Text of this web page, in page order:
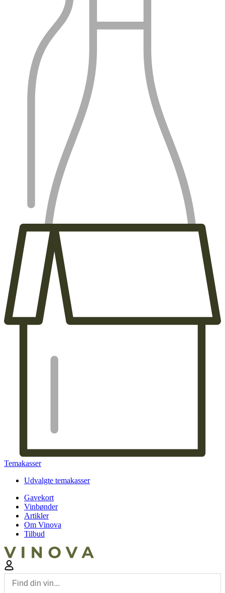
Temakasser
Udvalgte temakasser
Gavekort
Vinbønder
Artikler
Om Vinova
Tilbud